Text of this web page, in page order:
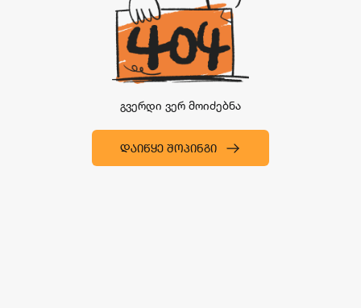
გვერდი ვერ მოიძებნა
ᲓᲐᲘᲬᲧᲔ ᲨᲝᲞᲘᲜᲒᲘ